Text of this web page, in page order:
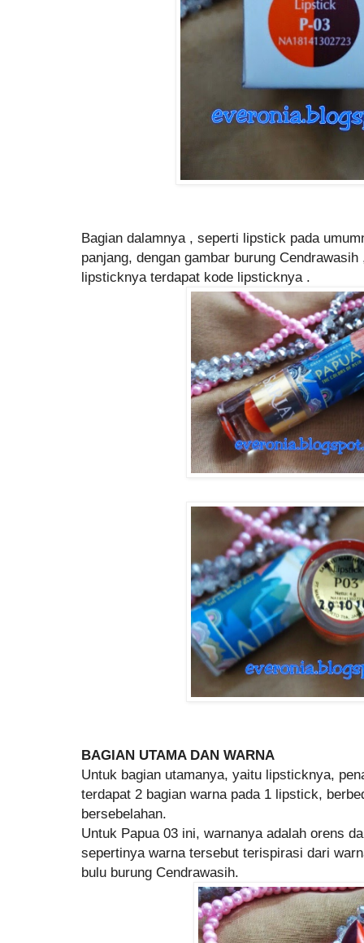
Bagian dalamnya , seperti lipstick pada
panjang, dengan gambar burung
lipsticknya terdapat kode lipsticknya .
BAGIAN UTAMA DAN WARNA
Untuk bagian utamanya, yaitu lipsticknya,
terdapat 2 bagian warna pada 1 lipstick,
bersebelahan.
Untuk Papua 03 ini, warnanya adalah orens
sepertinya warna tersebut terispirasi dari
bulu burung Cendrawasih.